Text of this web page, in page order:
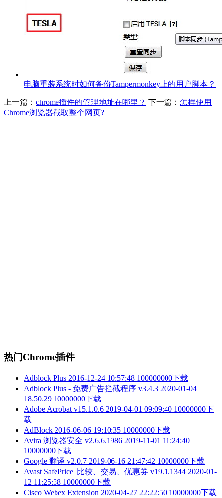
电脑重装系统时如何备份Tampermonkey上的用户脚本？
上一篇： chrome插件的管理地址在哪里？ 下一篇： 怎样使用
Chrome浏览器截取整个网页?
热门Chrome插件
Adblock Plus 2016-12-24 10:57:48 100000000下载
Adblock Plus - 免费广告拦截程序 v3.4.3 2020-01-04
18:50:29 10000000下载
Adobe Acrobat v15.1.0.6 2019-04-01 09:09:40 10000000下
载
AdBlock 2016-06-06 19:10:35 10000000下载
Avira 浏览器安全 v2.6.6.1986 2019-11-01 11:24:40
10000000下载
Google 翻译 v2.0.7 2019-06-16 21:47:42 10000000下载
Avast SafePrice |比较、交易、优惠券 v19.1.1344 2020-01-
12 11:25:38 10000000下载
Cisco Webex Extension 2020-04-27 22:22:50 10000000下载